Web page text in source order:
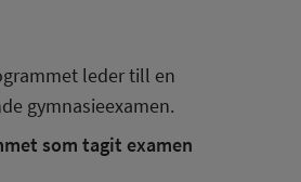
leder till en
gymnasieexamen.
som tagit examen